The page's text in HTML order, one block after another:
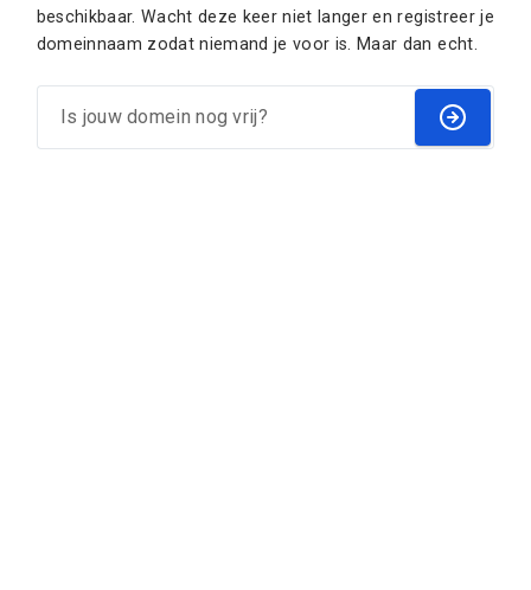
beschikbaar. Wacht deze keer niet langer en registreer je
domeinnaam zodat niemand je voor is. Maar dan echt.